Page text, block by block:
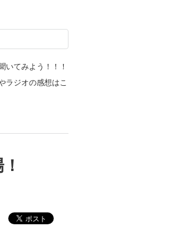
いてみよう！！！
ラジオの感想はこ